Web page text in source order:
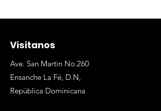
Visitanos
Ave. San Martin No.260
Ensanche La Fé, D.N,
República Dominicana